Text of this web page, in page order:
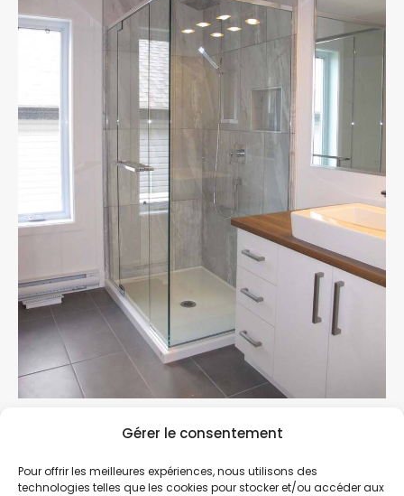
Gérer le consentement
Pour offrir les meilleures expériences, nous utilisons des
technologies telles que les cookies pour stocker et/ou accéder aux
Prev Project